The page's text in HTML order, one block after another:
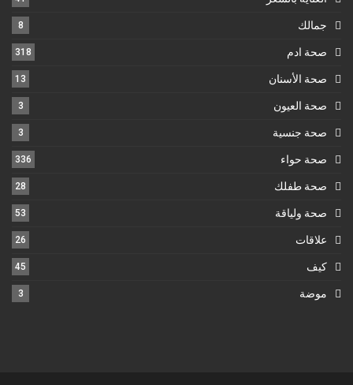
جمالك 8
صحة ادم 318
صحة الأسنان 13
صحة العيون 3
صحة جنسية 3
صحة حواء 336
صحة طفلك 28
صحة ولياقة 53
علاقات 26
كيف 45
موضة 3